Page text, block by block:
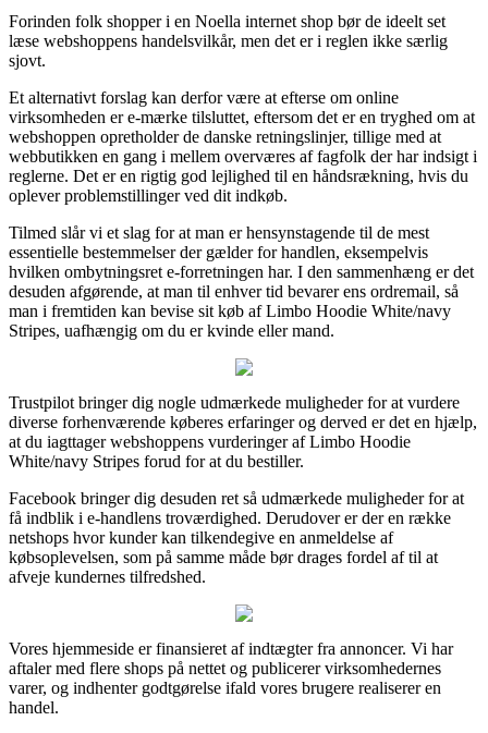
Forinden folk shopper i en Noella internet shop bør de ideelt set
læse webshoppens handelsvilkår, men det er i reglen ikke særlig
sjovt.
Et alternativt forslag kan derfor være at efterse om online
virksomheden er e-mærke tilsluttet, eftersom det er en tryghed om at
webshoppen opretholder de danske retningslinjer, tillige med at
webbutikken en gang i mellem overværes af fagfolk der har indsigt i
reglerne. Det er en rigtig god lejlighed til en håndsrækning, hvis du
oplever problemstillinger ved dit indkøb.
Tilmed slår vi et slag for at man er hensynstagende til de mest
essentielle bestemmelser der gælder for handlen, eksempelvis
hvilken ombytningsret e-forretningen har. I den sammenhæng er det
desuden afgørende, at man til enhver tid bevarer ens ordremail, så
man i fremtiden kan bevise sit køb af Limbo Hoodie White/navy
Stripes, uafhængig om du er kvinde eller mand.
Trustpilot bringer dig nogle udmærkede muligheder for at vurdere
diverse forhenværende køberes erfaringer og derved er det en hjælp,
at du iagttager webshoppens vurderinger af Limbo Hoodie
White/navy Stripes forud for at du bestiller.
Facebook bringer dig desuden ret så udmærkede muligheder for at
få indblik i e-handlens troværdighed. Derudover er der en række
netshops hvor kunder kan tilkendegive en anmeldelse af
købsoplevelsen, som på samme måde bør drages fordel af til at
afveje kundernes tilfredshed.
Vores hjemmeside er finansieret af indtægter fra annoncer. Vi har
aftaler med flere shops på nettet og publicerer virksomhedernes
varer, og indhenter godtgørelse ifald vores brugere realiserer en
handel.